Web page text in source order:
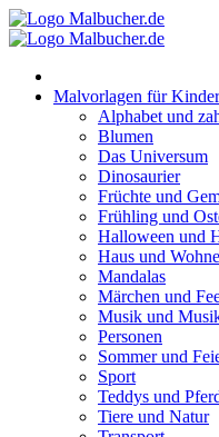
Zum
Inhalt
Malvorlagen für Kinder
Alphabet und
Blumen
Das Universum
Dinosaurier
Früchte und
Frühling und
Halloween und
Haus und
Mandalas
Märchen und
Musik und
Personen
Sommer und
Sport
Teddys und
Tiere und Natur